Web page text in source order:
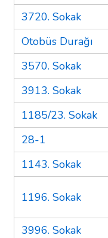
3720. Sokak
Otobüs Durağı
3570. Sokak
3913. Sokak
1185/23. Sokak
28-1
1143. Sokak
1196. Sokak
3996. Sokak